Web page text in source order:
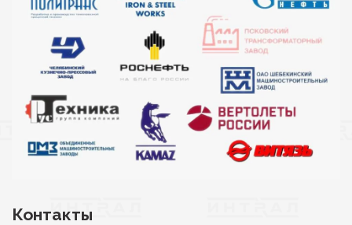
Контакты